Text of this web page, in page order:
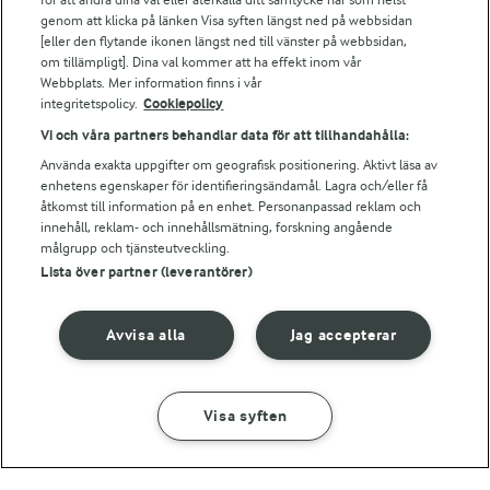
GÖR SÅ HÄR INGREDIENSER
Falbygdens Ost
Arla webbshop
Bildbank
Följ oss
© 2026 Arla Foods
genom att klicka på länken Visa syften längst ned på webbsidan
[eller den flytande ikonen längst ned till vänster på webbsidan,
om tillämpligt]. Dina val kommer att ha effekt inom vår
Webbplats. Mer information finns i vår
integritetspolicy. Cookiepolicy
Vi och våra partners behandlar data för att tillhandahålla:
Använda exakta uppgifter om geografisk positionering. Aktivt läsa av
enhetens egenskaper för identifieringsändamål. Lagra och/eller få
åtkomst till information på en enhet. Personanpassad reklam och
innehåll, reklam- och innehållsmätning, forskning angående
målgrupp och tjänsteutveckling.
Lista över partner (leverantörer)
Jag accepterar
Avvisa alla
Visa syften